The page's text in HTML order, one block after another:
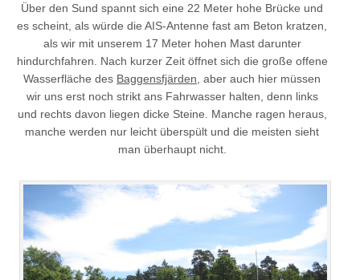
Über den Sund spannt sich eine 22 Meter hohe Brücke und
es scheint, als würde die AIS-Antenne fast am Beton kratzen,
als wir mit unserem 17 Meter hohen Mast darunter
hindurchfahren. Nach kurzer Zeit öffnet sich die große offene
Wasserfläche des Baggensfjärden , aber auch hier müssen
wir uns erst noch strikt ans Fahrwasser halten, denn links
und rechts davon liegen dicke Steine. Manche ragen heraus,
manche werden nur leicht überspült und die meisten sieht
man überhaupt nicht.